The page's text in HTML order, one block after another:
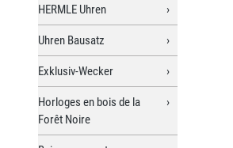
HERMLE Uhren
Uhren Bausatz
Exklusiv-Wecker
Horloges en bois de la
Forêt Noire